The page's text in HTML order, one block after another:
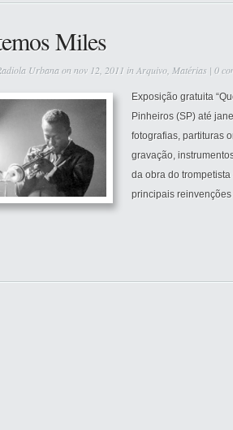
Miles
Urbanaon nov 12, 2011 inArquivo Matérias | 0
Exposição gratuita
Pinheiros (SP) até
fotografias, partituras
gravação,
da obra do
principais